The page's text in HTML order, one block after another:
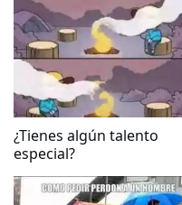
¿Tienes algún talento
especial?